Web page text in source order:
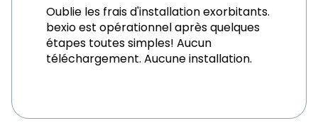
Oublie les frais d'installation exorbitants.
bexio est opérationnel après quelques
étapes toutes simples! Aucun
téléchargement. Aucune installation.